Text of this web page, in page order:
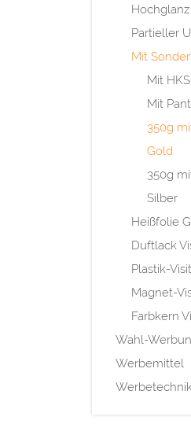
Hochglanz
Partieller
Mit
Mit
Mit
350g
Gold
350g
Silber
Heißfolie
Duftlack
Plastik-
Magnet-
Farbkern
Wahl-
Werbemittel